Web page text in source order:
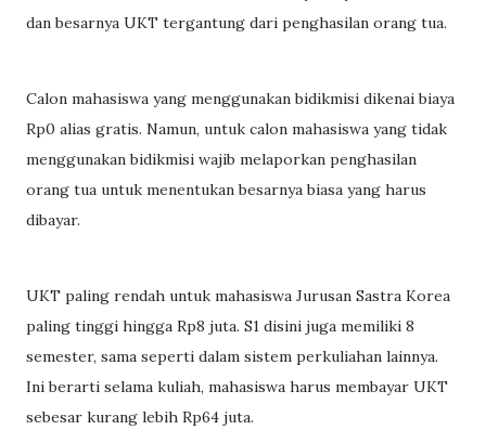
dan besarnya UKT tergantung dari penghasilan orang tua.
Calon mahasiswa yang menggunakan bidikmisi dikenai biaya
Rp0 alias gratis. Namun, untuk calon mahasiswa yang tidak
menggunakan bidikmisi wajib melaporkan penghasilan
orang tua untuk menentukan besarnya biasa yang harus
dibayar.
UKT paling rendah untuk mahasiswa Jurusan Sastra Korea
paling tinggi hingga Rp8 juta. S1 disini juga memiliki 8
semester, sama seperti dalam sistem perkuliahan lainnya.
Ini berarti selama kuliah, mahasiswa harus membayar UKT
sebesar kurang lebih Rp64 juta.